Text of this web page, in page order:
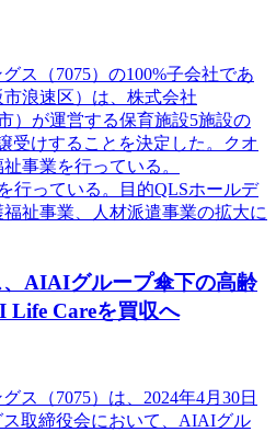
ス（7075）の100%子会社であ
浪速区）は、株式会社
）が運営する保育施設5施設の
受けすることを決定した。クオ
事業を行っている。
行っている。目的QLSホールデ
祉事業、人材派遣事業の拡大に
AIAIグループ傘下の高齢
Life Careを買収へ
ス（7075）は、2024年4月30日
取締役会において、AIAIグル